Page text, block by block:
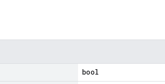
bool